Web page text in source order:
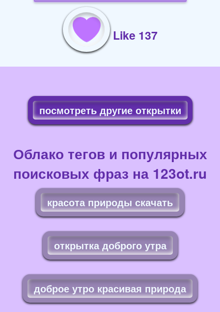
Like 137
посмотреть другие открытки
Облако тегов и популярных
поисковых фраз на 123ot.ru
красота природы скачать
открытка доброго утра
доброе утро красивая природа